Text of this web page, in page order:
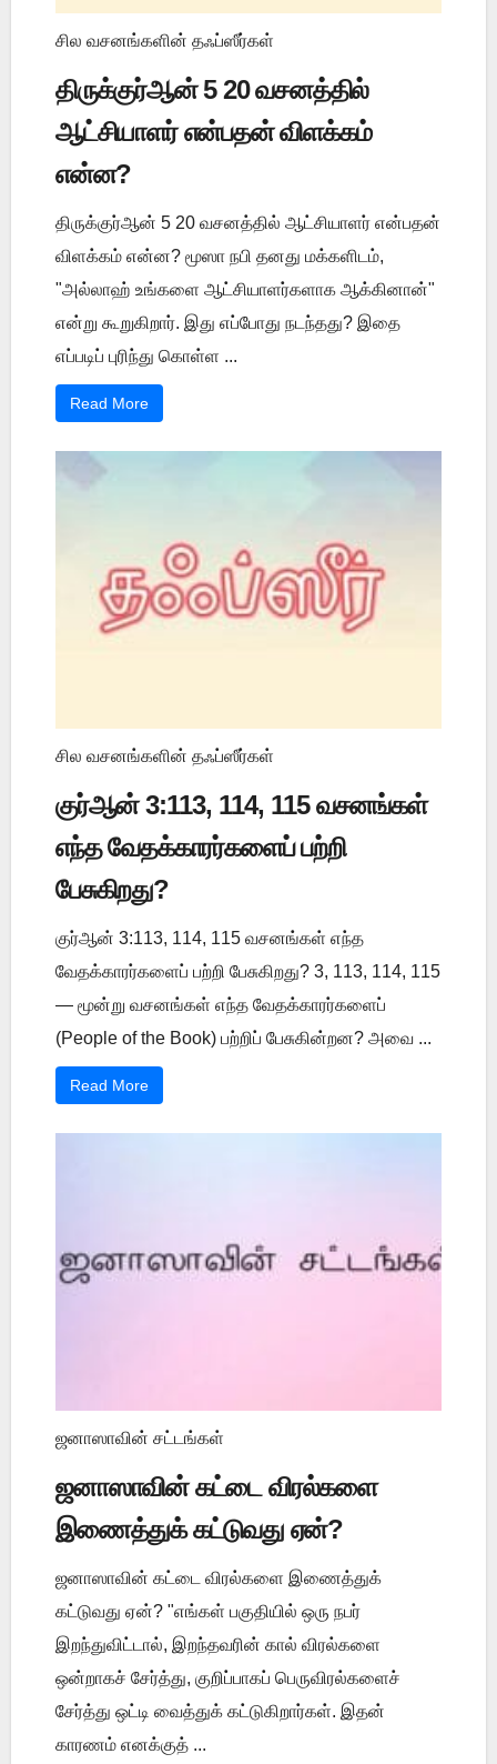
சில வசனங்களின் தஃப்ஸீர்கள்
திருக்குர்ஆன் 5 20 வசனத்தில்
ஆட்சியாளர் என்பதன் விளக்கம்
என்ன?
திருக்குர்ஆன் 5 20 வசனத்தில் ஆட்சியாளர் என்பதன்
விளக்கம் என்ன? மூஸா நபி தனது மக்களிடம்,
"அல்லாஹ் உங்களை ஆட்சியாளர்களாக ஆக்கினான்"
என்று கூறுகிறார். இது எப்போது நடந்தது? இதை
எப்படிப் புரிந்து கொள்ள ...
Read More
சில வசனங்களின் தஃப்ஸீர்கள்
குர்ஆன் 3:113, 114, 115 வசனங்கள்
எந்த வேதக்காரர்களைப் பற்றி
பேசுகிறது?
குர்ஆன் 3:113, 114, 115 வசனங்கள் எந்த
வேதக்காரர்களைப் பற்றி பேசுகிறது? 3, 113, 114, 115
— மூன்று வசனங்கள் எந்த வேதக்காரர்களைப்
(People of the Book) பற்றிப் பேசுகின்றன? அவை ...
Read More
ஜனாஸாவின் சட்டங்கள்
ஜனாஸாவின் கட்டை விரல்களை
இணைத்துக் கட்டுவது ஏன்?
ஜனாஸாவின் கட்டை விரல்களை இணைத்துக்
கட்டுவது ஏன்? "எங்கள் பகுதியில் ஒரு நபர்
இறந்துவிட்டால், இறந்தவரின் கால் விரல்களை
ஒன்றாகச் சேர்த்து, குறிப்பாகப் பெருவிரல்களைச்
சேர்த்து ஒட்டி வைத்துக் கட்டுகிறார்கள். இதன்
காரணம் எனக்குத் ...